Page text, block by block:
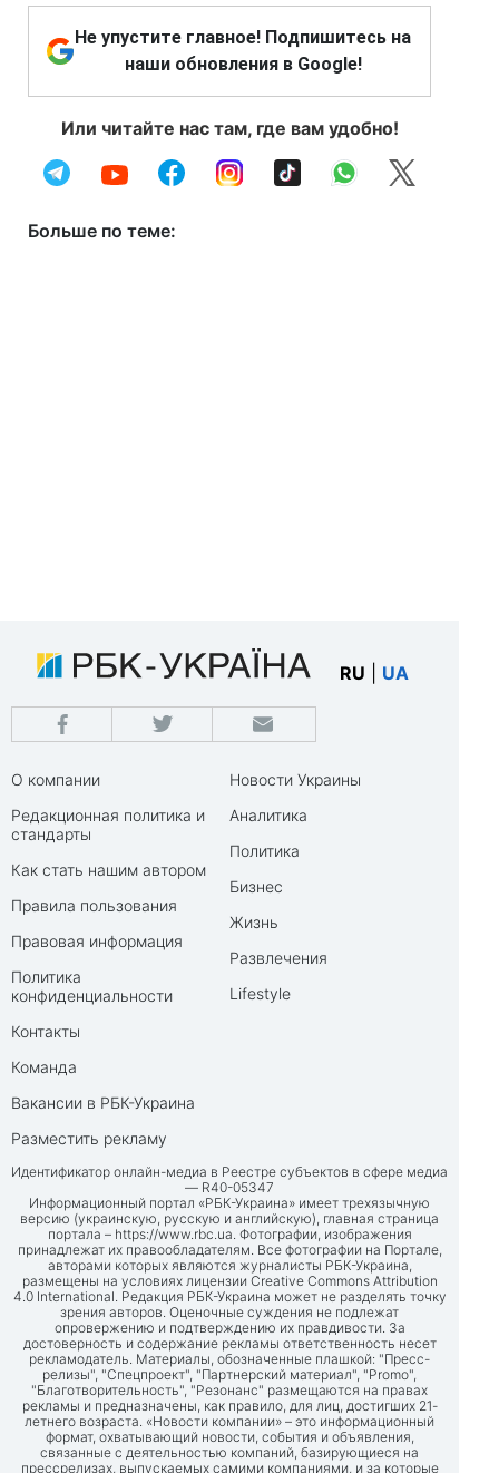
Не упустите главное! Подпишитесь на
наши обновления в Google!
Или читайте нас там, где вам удобно!
Больше по теме:
RU UA
О компании
Редакционная политика и
стандарты
Как стать нашим автором
Правила пользования
Правовая информация
Политика
конфиденциальности
Контакты
Команда
Вакансии в РБК-Украина
Разместить рекламу
Новости Украины
Аналитика
Политика
Бизнес
Жизнь
Развлечения
Lifestyle
Идентификатор онлайн-медиа в Реестре субъектов в сфере медиа
— R40-05347
Информационный портал «РБК-Украина» имеет трехязычную
версию (украинскую, русскую и английскую), главная страница
портала – https://www.rbc.ua. Фотографии, изображения
принадлежат их правообладателям. Все фотографии на Портале,
авторами которых являются журналисты РБК-Украина,
размещены на условиях лицензии Creative Commons Attribution
4.0 International. Редакция РБК-Украина может не разделять точку
зрения авторов. Оценочные суждения не подлежат
опровержению и подтверждению их правдивости. За
достоверность и содержание рекламы ответственность несет
рекламодатель. Материалы, обозначенные плашкой: "Пресс-
релизы", "Спецпроект", "Партнерский материал", "Promo",
"Благотворительность", "Резонанс" размещаются на правах
рекламы и предназначены, как правило, для лиц, достигших 21-
летнего возраста. «Новости компании» – это информационный
формат, охватывающий новости, события и объявления,
связанные с деятельностью компаний, базирующиеся на
прессрелизах, выпускаемых самими компаниями, и за которые